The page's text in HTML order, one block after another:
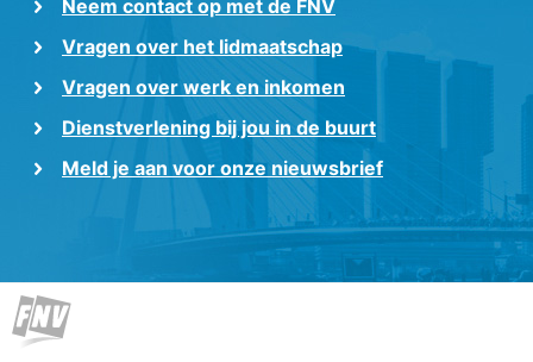
Neem contact op met de FNV
Vragen over het lidmaatschap
Vragen over werk en inkomen
Dienstverlening bij jou in de buurt
Meld je aan voor onze nieuwsbrief